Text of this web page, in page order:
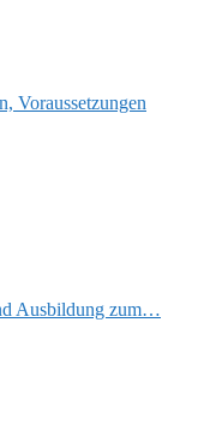
Voraussetzungen
Ausbildung zum…